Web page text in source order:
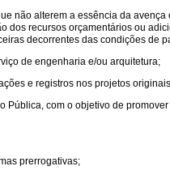
não alterem a essência da
recursos orçamentários ou
decorrentes das condições de
de engenharia e/ou arquitetura;
e registros nos projetos
com o objetivo de
prerrogativas;